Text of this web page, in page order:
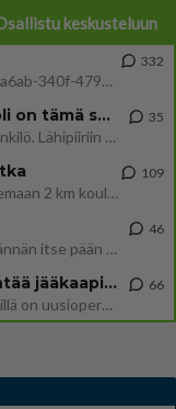
keskusteluun
https://www.iltalehti.fi/viihdeuutiset/a/c46da6ab-340f-4790-aaa7-0865eed2336 Yrityksen konkurssihakemus on tullut kärä
332
Tiesitkö? Martina Aitolehden isäpuoli on tämä suosittu laulaja
Martina Aitolehti on seurattu julkisuuden henkilö. Lähipiiriin mahtuu muitakin tunnettuja henkilöitä. Tiesitkö, että Ma
35
Hesarissa päivitellään lapset joutuu nyt kulkemaan 2 km kouluun jösses. Ruostefillarilla tuo matka menee vaikka miten äk
109
Mutta mies vain tuijottaa, siinä vaiheessa käännän itse pään pois. Mikä juttu? Yleensä jos joku tuijottaa tai katsoo, hä
46
Uusioperheen aikuiset lapset tyhjentää jääkaapin käydessään
Miten selvittäisitte seuraavan ongelman, meillä on uusioperhe, minulla teini-ikäiset lapset ja puolisolla aikuiset, jotk
66